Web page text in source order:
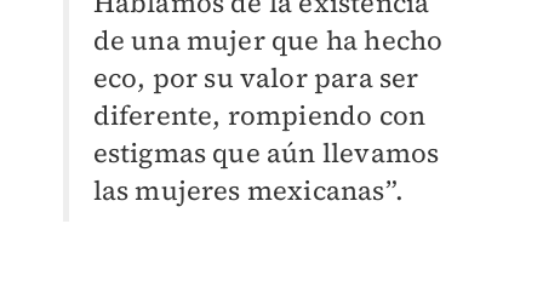
de una mujer que ha hecho
eco, por su valor para ser
diferente, rompiendo con
estigmas que aún llevamos
las mujeres mexicanas”.